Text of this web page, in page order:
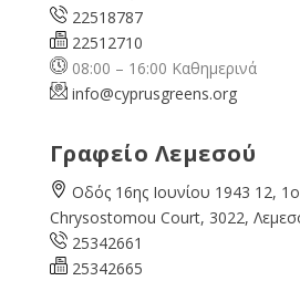
22518787
22512710
08:00 – 16:00 Καθημερινά
info@cyprusgreens.org
Γραφείο Λεμεσού
Οδός 16ης Ιουνίου 1943 12,
Chrysostomou Court, 3022,
25342661
25342665